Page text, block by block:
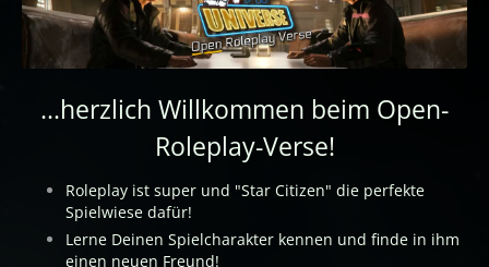
...herzlich Willkommen beim Open-
Roleplay-Verse!
Roleplay ist super und "Star Citizen" die perfekte
Spielwiese dafür!
Lerne Deinen Spielcharakter kennen und finde in ihm
einen neuen Freund!